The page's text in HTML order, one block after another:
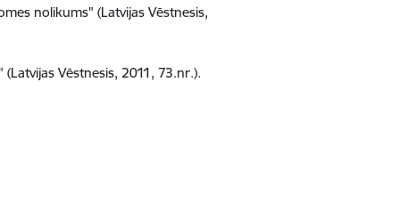
nolikums" (Latvijas Vēstnesis,
Vēstnesis, 2011, 73.nr.).